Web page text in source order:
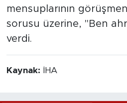
mensuplarının
sorusu üzerine, "Ben
verdi.
Kaynak: İHA